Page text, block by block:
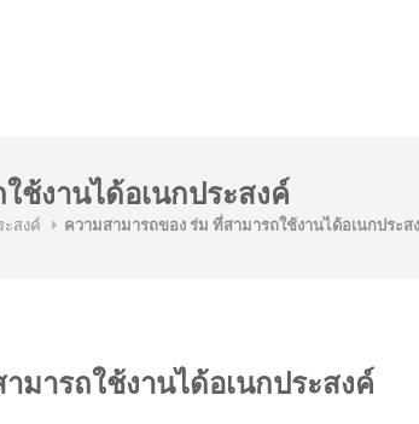
ช้งานได้อเนกประสงค์
ะสงค์ ความสามารถของ ร่ม ที่สามารถใช้งานได้อเนกประส
มารถใช้งานได้อเนกประสงค์